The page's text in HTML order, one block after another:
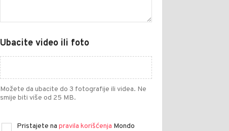
Ubacite video ili foto
Možete da ubacite do 3 fotografije ili videa. Ne
smije biti više od 25 MB.
Pristajete na pravila korišćenja Mondo